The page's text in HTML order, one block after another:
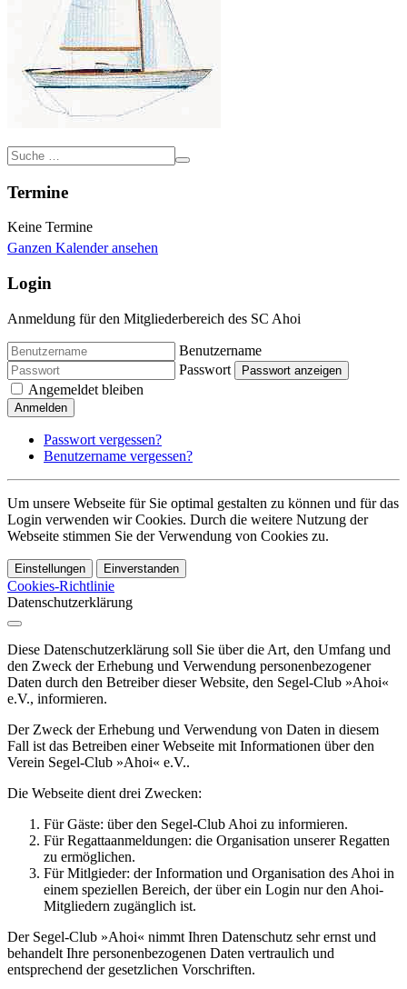
Termine
Keine Termine
Ganzen Kalender ansehen
Login
Anmeldung für den Mitgliederbereich des SC Ahoi
Benutzername
Passwort
Passwort anzeigen
Angemeldet bleiben
Anmelden
Passwort vergessen?
Benutzername vergessen?
Um unsere Webseite für Sie optimal gestalten zu können und für das
Login verwenden wir Cookies. Durch die weitere Nutzung der
Webseite stimmen Sie der Verwendung von Cookies zu.
Einstellungen Einverstanden
Cookies-Richtlinie
Datenschutzerklärung
Diese Datenschutzerklärung soll Sie über die Art, den Umfang und
den Zweck der Erhebung und Verwendung personenbezogener
Daten durch den Betreiber dieser Website, den Segel-Club »Ahoi«
e.V., informieren.
Der Zweck der Erhebung und Verwendung von Daten in diesem
Fall ist das Betreiben einer Webseite mit Informationen über den
Verein Segel-Club »Ahoi« e.V..
Die Webseite dient drei Zwecken:
Für Gäste: über den Segel-Club Ahoi zu informieren.
Für Regattaanmeldungen: die Organisation unserer Regatten
zu ermöglichen.
Für Mitlgieder: der Information und Organisation des Ahoi in
einem speziellen Bereich, der über ein Login nur den Ahoi-
Mitgliedern zugänglich ist.
Der Segel-Club »Ahoi« nimmt Ihren Datenschutz sehr ernst und
behandelt Ihre personenbezogenen Daten vertraulich und
entsprechend der gesetzlichen Vorschriften.